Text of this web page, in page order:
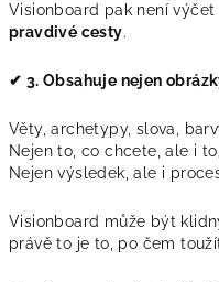
Visionboard pak není
pravdivé cesty.
✔ 3. Obsahuje nejen
Věty, archetypy, slova,
Nejen to, co chcete, ale i to,
Nejen výsledek, ale i
Visionboard může být
právě to je to, po čem